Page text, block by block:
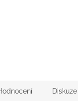
Diskuze